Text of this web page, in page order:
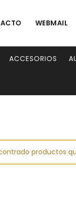
WEBMAIL
ACCESORIOS
productos